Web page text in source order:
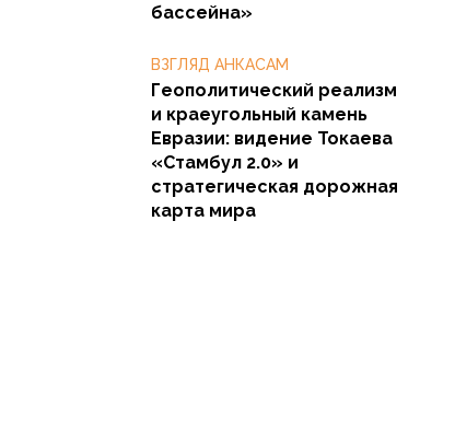
бассейна»
ВЗГЛЯД АНКАСАМ
Геополитический реализм
и краеугольный камень
Евразии: видение Токаева
«Стамбул 2.0» и
стратегическая дорожная
карта мира